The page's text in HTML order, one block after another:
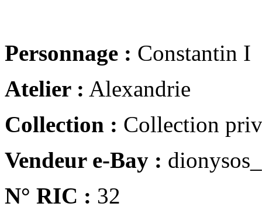
Personnage : Constantin I
Atelier : Alexandrie
Collection : Collection
Vendeur e-Bay :
N° RIC : 32